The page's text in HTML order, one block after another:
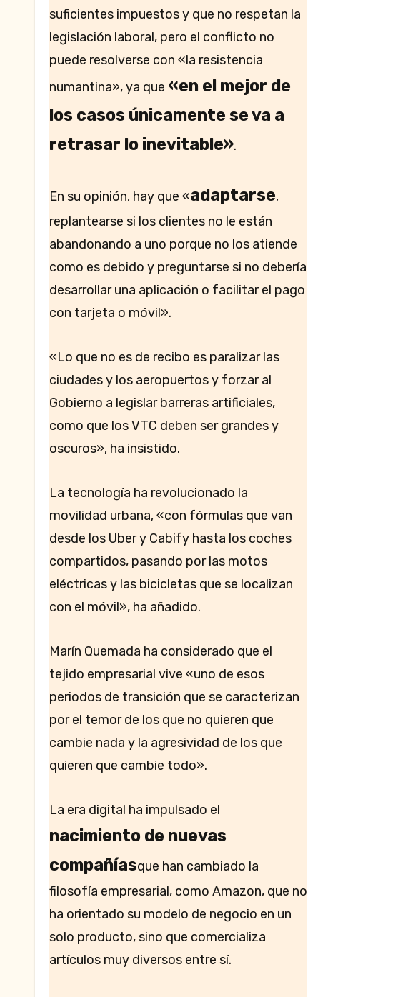
suficientes impuestos y que no respetan la
legislación laboral, pero el conflicto no
puede resolverse con «la resistencia
numantina», ya que «en el mejor de
los casos únicamente se va a
retrasar lo inevitable».
En su opinión, hay que «adaptarse,
replantearse si los clientes no le están
abandonando a uno porque no los atiende
como es debido y preguntarse si no debería
desarrollar una aplicación o facilitar el pago
con tarjeta o móvil».
«Lo que no es de recibo es paralizar las
ciudades y los aeropuertos y forzar al
Gobierno a legislar barreras artificiales,
como que los VTC deben ser grandes y
oscuros», ha insistido.
La tecnología ha revolucionado la
movilidad urbana, «con fórmulas que van
desde los Uber y Cabify hasta los coches
compartidos, pasando por las motos
eléctricas y las bicicletas que se localizan
con el móvil», ha añadido.
Marín Quemada ha considerado que el
tejido empresarial vive «uno de esos
periodos de transición que se caracterizan
por el temor de los que no quieren que
cambie nada y la agresividad de los que
quieren que cambie todo».
La era digital ha impulsado el
nacimiento de nuevas
compañíasque han cambiado la
filosofía empresarial, como Amazon, que no
ha orientado su modelo de negocio en un
solo producto, sino que comercializa
artículos muy diversos entre sí.